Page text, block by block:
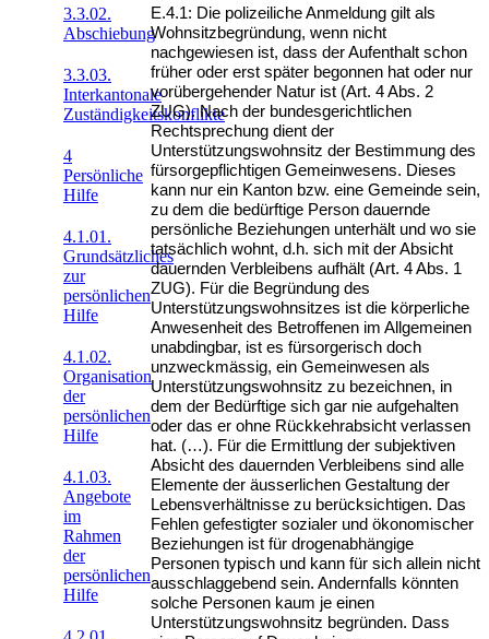
3.3.02.
Abschiebung
3.3.03.
Interkantonale
Zuständigkeitskonflikte
4
Persönliche
Hilfe
4.1.01.
Grundsätzliches
zur
persönlichen
Hilfe
4.1.02.
Organisation
der
persönlichen
Hilfe
4.1.03.
Angebote
im
Rahmen
der
persönlichen
Hilfe
E.4.1: Die polizeiliche Anmeldung gilt als
Wohnsitzbegründung, wenn nicht
nachgewiesen ist, dass der Aufenthalt schon
früher oder erst später begonnen hat oder nur
vorübergehender Natur ist (Art. 4 Abs. 2
ZUG). Nach der bundesgerichtlichen
Rechtsprechung dient der
Unterstützungswohnsitz der Bestimmung des
fürsorgepflichtigen Gemeinwesens. Dieses
kann nur ein Kanton bzw. eine Gemeinde sein,
zu dem die bedürftige Person dauernde
persönliche Beziehungen unterhält und wo sie
tatsächlich wohnt, d.h. sich mit der Absicht
dauernden Verbleibens aufhält (Art. 4 Abs. 1
ZUG). Für die Begründung des
Unterstützungswohnsitzes ist die körperliche
Anwesenheit des Betroffenen im Allgemeinen
unabdingbar, ist es fürsorgerisch doch
unzweckmässig, ein Gemeinwesen als
Unterstützungswohnsitz zu bezeichnen, in
dem der Bedürftige sich gar nie aufgehalten
oder das er ohne Rückkehrabsicht verlassen
hat. (…). Für die Ermittlung der subjektiven
Absicht des dauernden Verbleibens sind alle
Elemente der äusserlichen Gestaltung der
Lebensverhältnisse zu berücksichtigen. Das
Fehlen gefestigter sozialer und ökonomischer
Beziehungen ist für drogenabhängige
Personen typisch und kann für sich allein nicht
ausschlaggebend sein. Andernfalls könnten
solche Personen kaum je einen
Unterstützungswohnsitz begründen. Dass